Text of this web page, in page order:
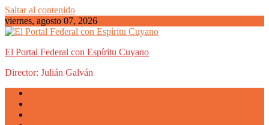
Saltar al contenido
viernes, agosto 07, 2026
El Portal Federal con Espíritu Cuyano
Director: Julián Galván